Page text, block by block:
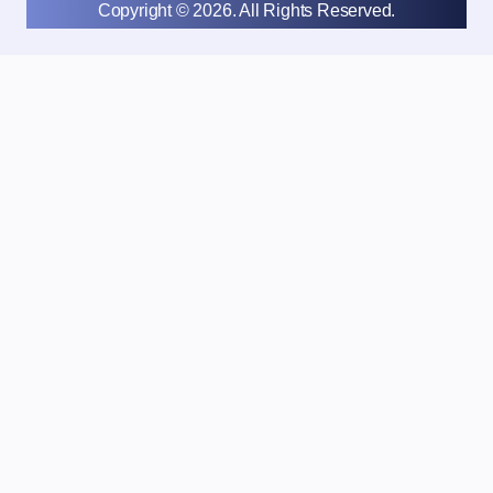
Copyright © 2026. All Rights Reserved.